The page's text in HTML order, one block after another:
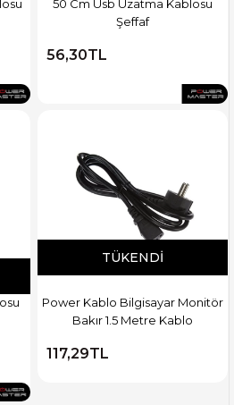
50 Cm Usb Uzatma Kablosu
Şeffaf
56,30TL
TÜKENDI
Power Kablo Bilgisayar Monitör
Bakır 1.5 Metre Kablo
117,29TL